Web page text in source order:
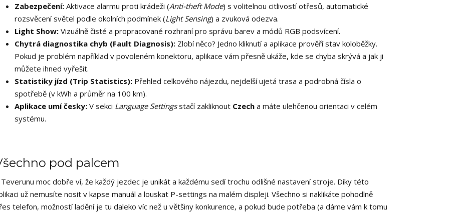
Zabezpečení:Aktivace alarmu proti krádeži (Anti-theft Mode) s volitelnou citlivostí otřesů, automatické
rozsvěcení světel podle okolních podmínek (Light Sensing) a zvuková odezva.
Light Show:Vizuálně čisté a propracované rozhraní pro správu barev a módů RGB podsvícení.
Chytrá diagnostika chyb (Fault Diagnosis):Zlobí něco? Jedno kliknutí a aplikace prověří stav koloběžky.
Pokud je problém například v povoleném konektoru, aplikace vám přesně ukáže, kde se chyba skrývá a jak ji
můžete ihned vyřešit.
Statistiky jízd (Trip Statistics):Přehled celkového nájezdu, nejdelší ujetá trasa a podrobná čísla o
spotřebě (v kWh a průměr na 100 km).
Aplikace umí česky:V sekci Language Settingsstačí zakliknout Czecha máte ulehčenou orientaci v celém
systému.
pod palcem
Teverunu moc dobře ví, že každý jezdec je unikát a každému sedí trochu odlišné nastavení stroje. Díky této
už nemusíte nosit v kapse manuál a louskat P-settings na malém displeji. Všechno si naklikáte pohodlně
telefon, možností ladění je tu daleko víc než u většiny konkurence, a pokud bude potřeba (a dáme vám k tomu